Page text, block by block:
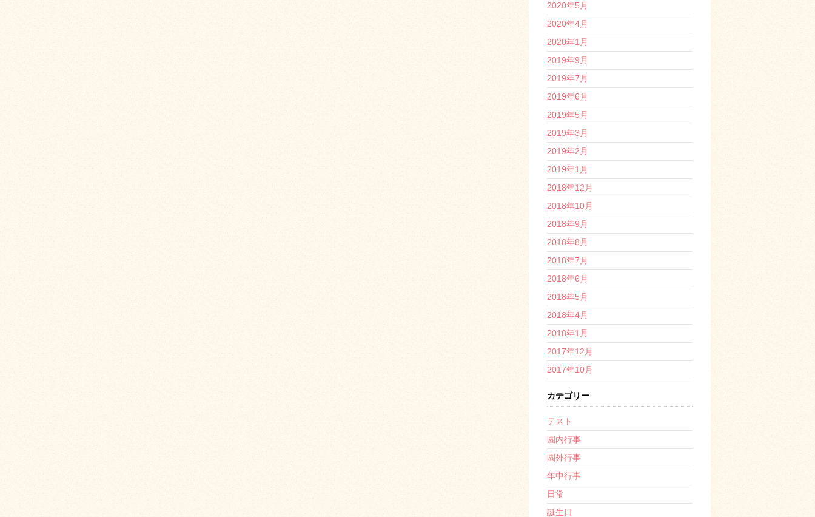
2020年5月
2020年4月
2020年1月
2019年9月
2019年7月
2019年6月
2019年5月
2019年3月
2019年2月
2019年1月
2018年12月
2018年10月
2018年9月
2018年8月
2018年7月
2018年6月
2018年5月
2018年4月
2018年1月
2017年12月
2017年10月
カテゴリー
テスト
園内行事
園外行事
年中行事
日常
誕生日